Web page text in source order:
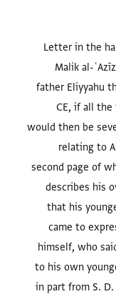
Letter in the
Malik al-
father Eliyyahu
CE, if all
would then be
relating to
second page of
describes his
that his
came to
himself, who
to his own
in part from S.